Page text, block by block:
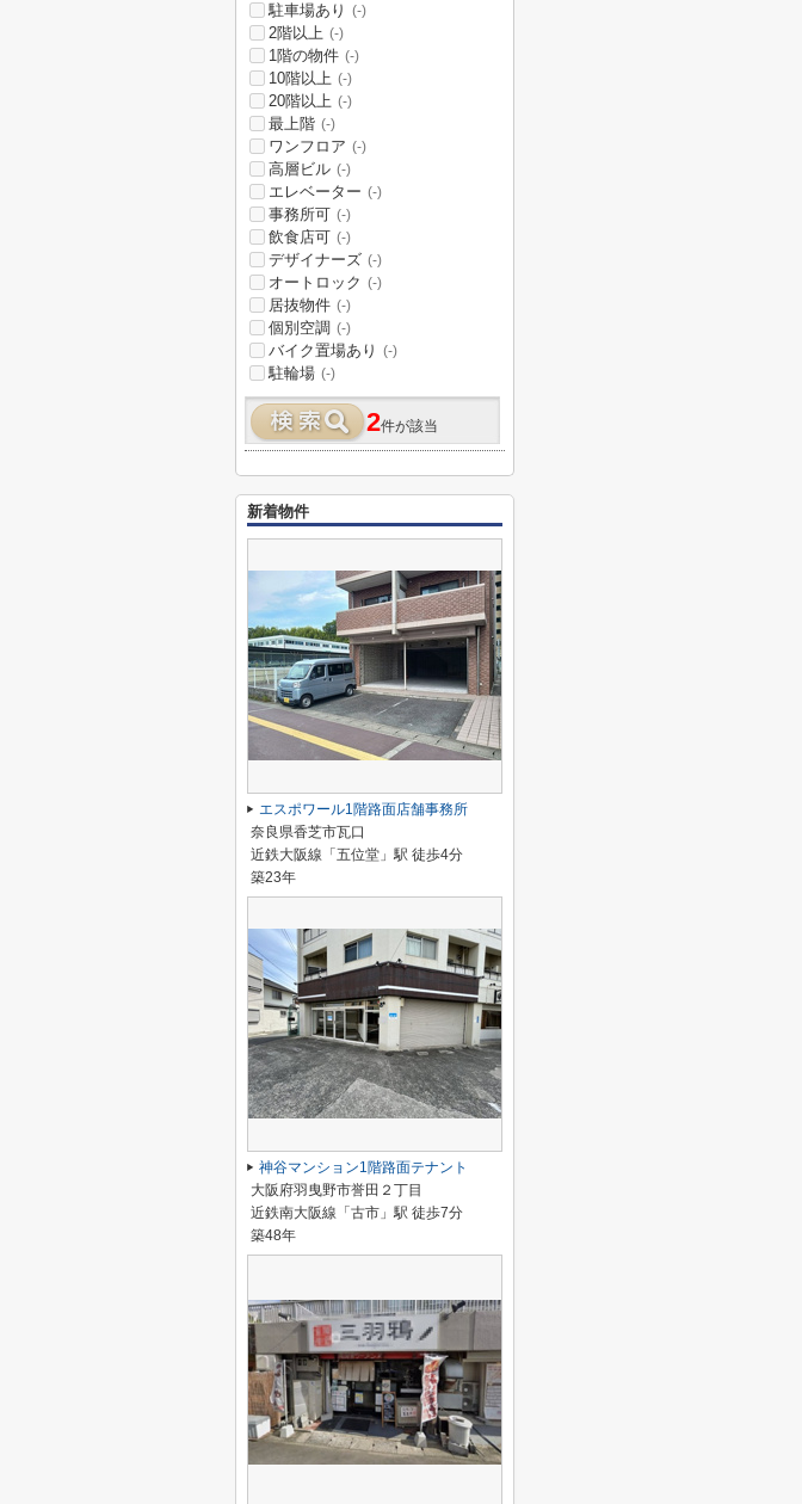
駐車場あり (-)
2階以上 (-)
1階の物件 (-)
10階以上 (-)
20階以上 (-)
最上階 (-)
ワンフロア (-)
高層ビル (-)
エレベーター (-)
事務所可 (-)
飲食店可 (-)
デザイナーズ (-)
オートロック (-)
居抜物件 (-)
個別空調 (-)
バイク置場あり (-)
駐輪場 (-)
2件が該当
新着物件
エスポワール1階路面店舗事務所
奈良県香芝市瓦口
近鉄大阪線「五位堂」駅 徒歩4分
築23年
神谷マンション1階路面テナント
大阪府羽曳野市誉田２丁目
近鉄南大阪線「古市」駅 徒歩7分
築48年